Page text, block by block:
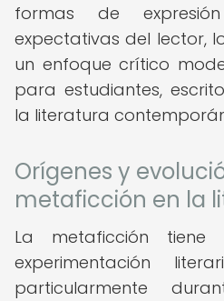
formas de
expectativas del lector,
un enfoque crítico
para estudiantes,
la literatura
Orígenes y
metaficción en la
La metaficción
experimentación
particularmente